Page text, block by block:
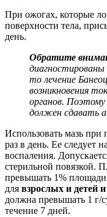
При ожогах, которые
поверхности тела,
день.
Обратите
диагностированы
то лечение
возникновения
органов. Поэтому
должен сдавать
Использовать мазь
раз в день. Ее следует
воспаления.
стерильной повязкой.
превышать 1%
для взрослых и детей
должна превышать 1 г/
течение 7 дней.